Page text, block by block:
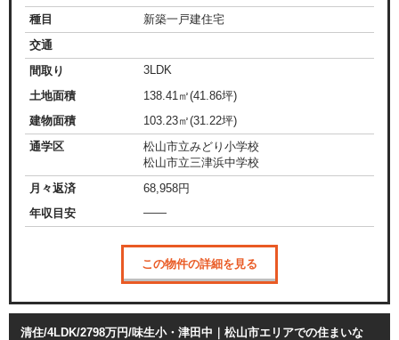
種目
新築一戸建住宅
交通
間取り
3LDK
土地面積
138.41㎡(41.86坪)
建物面積
103.23㎡(31.22坪)
通学区
松山市立みどり小学校
松山市立三津浜中学校
月々返済
68,958円
年収目安
——
この物件の詳細を見る
清住/4LDK/2798万円/味生小・津田中｜松山市エリアでの住まいな